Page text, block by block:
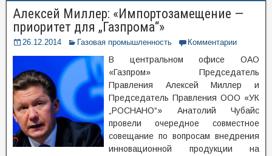
Алексей Миллер: «Импортозамещение —
приоритет для „Газпрома“»
26.12.2014 Газовая промышленность Комментарии
В центральном офисе ОАО
«Газпром» Председатель
Правления Алексей Миллер и
Председатель Правления ООО «УК
„РОСНАНО“» Анатолий Чубайс
провели очередное совместное
совещание по вопросам внедрения
инновационной продукции на